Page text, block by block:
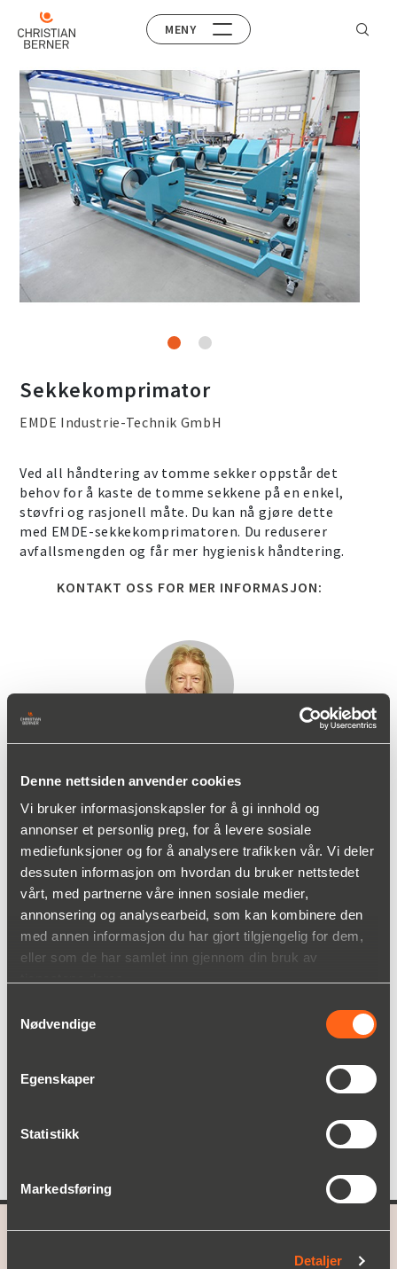
Denne nettsiden anvender cookies
Vi bruker informasjonskapsler for å gi innhold og
annonser et personlig preg, for å levere sosiale
mediefunksjoner og for å analysere trafikken vår. Vi deler
dessuten informasjon om hvordan du bruker nettstedet
vårt, med partnerne våre innen sosiale medier,
annonsering og analysearbeid, som kan kombinere den
med annen informasjon du har gjort tilgjengelig for dem,
eller som de har samlet inn gjennom din bruk av
Nødvendige
Egenskaper
Statistikk
Markedsføring
Detaljer
MENY
Sekkekomprimator
EMDE Industrie-Technik GmbH
Ved all håndtering av tomme sekker oppstår det
behov for å kaste de tomme sekkene på en enkel,
støvfri og rasjonell måte. Du kan nå gjøre dette
med EMDE-sekkekomprimatoren. Du reduserer
avfallsmengden og får mer hygienisk håndtering.
KONTAKT OSS FOR MER INFORMASJON:
Produktsjef, Prosessteknikk
Kurt.Olofsson(a)christianberner.com
Fordeler
Høyt kompresjonsforhold